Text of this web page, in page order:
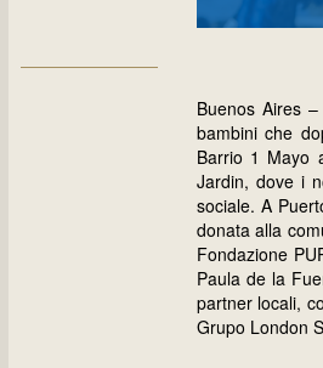
Buenos Aires
bambini che
Barrio 1 Mayo
Jardin, dove i
sociale. A
donata alla
Fondazione
Paula de la
partner locali,
Grupo London